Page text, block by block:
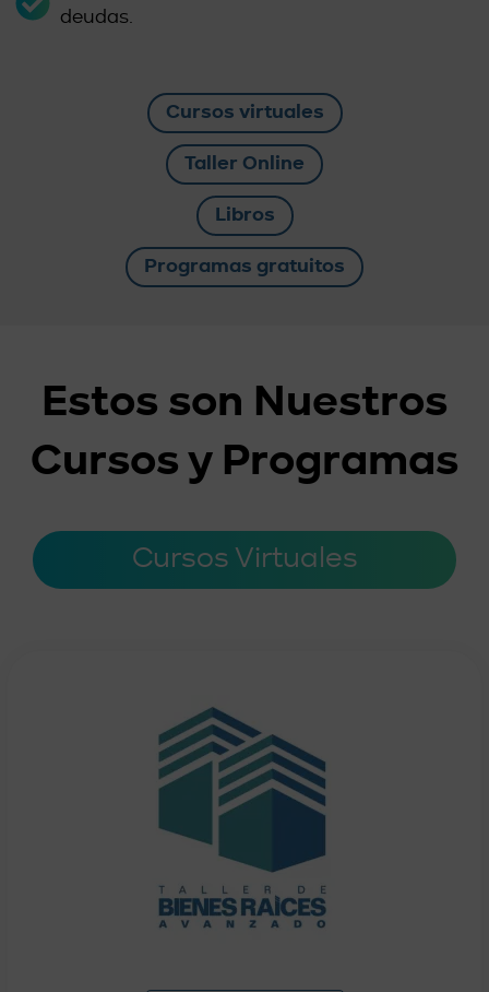
deudas.
Cursos virtuales
Taller Online
Libros
Programas gratuitos
Estos son Nuestros
Cursos y Programas
Cursos Virtuales